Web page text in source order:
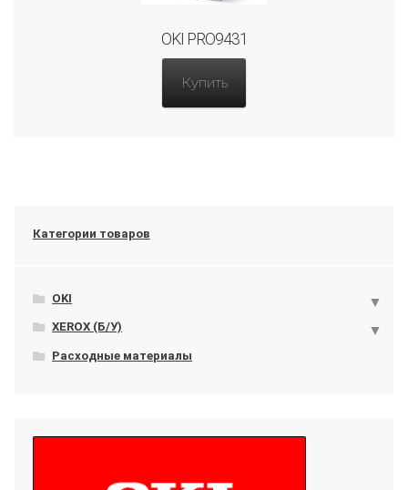
OKI PRO9431
Купить
Категории товаров
OKI
XEROX (Б/У)
Расходные материалы